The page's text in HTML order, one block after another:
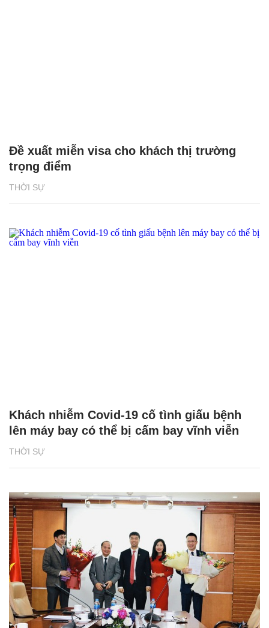
THỜI SỰ
Đề xuất miễn visa cho khách thị trường
trọng điểm
THỜI SỰ
Khách nhiễm Covid-19 cố tình giấu bệnh
lên máy bay có thể bị cấm bay vĩnh viễn